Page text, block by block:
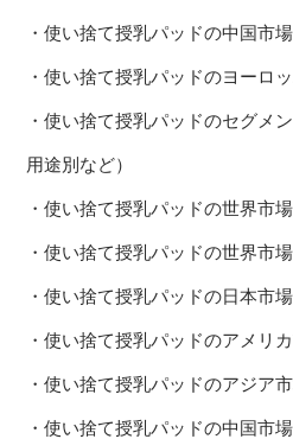
・使い捨て授乳パッドの中国市
・使い捨て授乳パッドのヨーロ
・使い捨て授乳パッドのセグメ
用途別など）
・使い捨て授乳パッドの世界市
・使い捨て授乳パッドの世界市
・使い捨て授乳パッドの日本市
・使い捨て授乳パッドのアメリ
・使い捨て授乳パッドのアジア
・使い捨て授乳パッドの中国市